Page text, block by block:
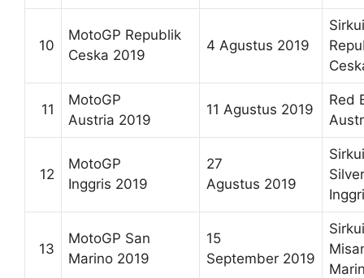
10
MotoGP Republik
Ceska 2019
4 Agustus 2019
11
MotoGP
Austria 2019
11 Agustus 2019
Red
12
MotoGP
Inggris 2019
27
Agustus 2019
13
MotoGP San
Marino 2019
15
September 2019